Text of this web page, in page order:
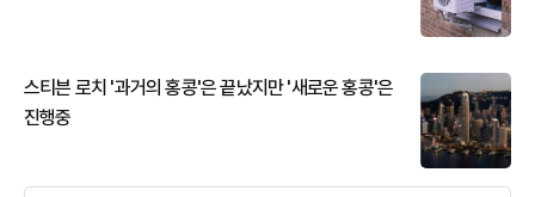
스티븐 로치 '과거의 홍콩'은 끝났지만 '새로운 홍콩'은
진행중